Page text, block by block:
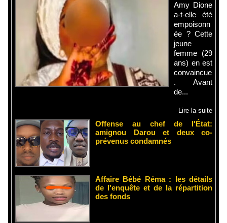
Amy Dione
a-t-elle été
empoisonn
ée ? Cette
jeune
femme (29
ans) en est
convaincue
. Avant
de...
Lire la suite
Offense au chef de l'État:
amignou Darou et deux co-
prévenus condamnés
Affaire Bébé Réma : les détails
de l'enquête et de la répartition
des fonds